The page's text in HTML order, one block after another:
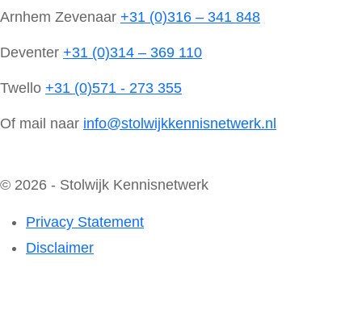
Arnhem Zevenaar +31 (0)316 – 341 848
Deventer +31 (0)314 – 369 110
Twello +31 (0)571 - 273 355
Of mail naar info@stolwijkkennisnetwerk.nl
© 2026 - Stolwijk Kennisnetwerk
Privacy Statement
Disclaimer